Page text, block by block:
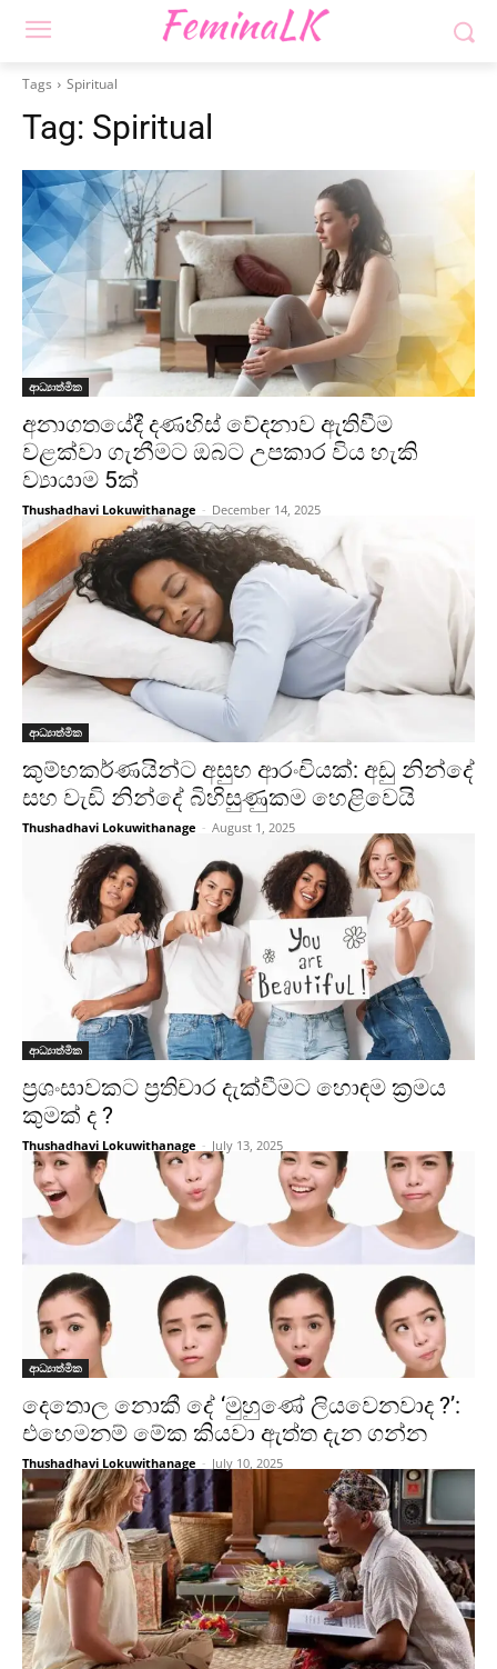
Tags Spiritual
Tag: Spiritual
ආධ්‍යාත්මික
අනාගතයේදී දණහිස් වේදනාව ඇතිවීම
වළක්වා ගැනීමට ඔබට උපකාර විය හැකි
ව්‍යායාම 5ක්
Thushadhavi Lokuwithanage - December 14, 2025
ආධ්‍යාත්මික
කුම්භකර්ණයින්ට අසුභ ආරංචියක්: අඩු නින්දේ
සහ වැඩි නින්දේ බිහිසුණුකම හෙළිවෙයි
Thushadhavi Lokuwithanage - August 1, 2025
ආධ්‍යාත්මික
ප්‍රශංසාවකට ප්‍රතිචාර දැක්වීමට හොඳම ක්‍රමය
කුමක් ද ?
Thushadhavi Lokuwithanage - July 13, 2025
ආධ්‍යාත්මික
දෙතොල නොකී දේ ‘මුහුණේ ලියවෙනවාද ?’:
එහෙමනම් මේක කියවා ඇත්ත දැන ගන්න
Thushadhavi Lokuwithanage - July 10, 2025